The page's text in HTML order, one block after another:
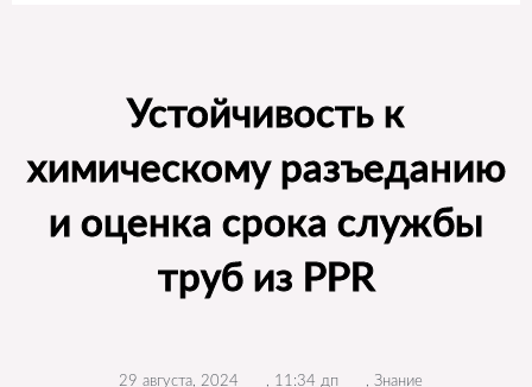
Устойчивость к
химическому разъеданию
и оценка срока службы
труб из PPR
29 августа, 2024 , 11:34 дп , Знание